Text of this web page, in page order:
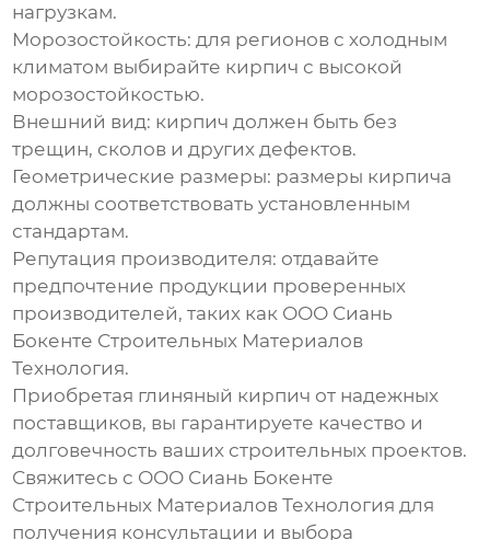
нагрузкам.
Морозостойкость: для регионов с холодным
климатом выбирайте кирпич с высокой
морозостойкостью.
Внешний вид: кирпич должен быть без
трещин, сколов и других дефектов.
Геометрические размеры: размеры кирпича
должны соответствовать установленным
стандартам.
Репутация производителя: отдавайте
предпочтение продукции проверенных
производителей, таких как ООО Сиань
Бокенте Строительных Материалов
Технология.
Приобретая глиняный кирпич от надежных
поставщиков, вы гарантируете качество и
долговечность ваших строительных проектов.
Свяжитесь с ООО Сиань Бокенте
Строительных Материалов Технология для
получения консультации и выбора